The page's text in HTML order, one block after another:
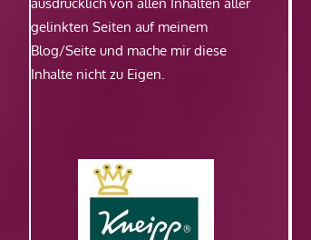
gelinkten Seiten auf meinem
Blog/Seite und mache mir diese
Inhalte nicht zu Eigen.